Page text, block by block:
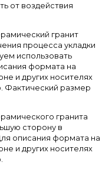
от воздействия
гранит
процесса укладки
использовать
формата на
и других носителях
Фактический размер
гранита
сторону в
описания формата на
и других носителях